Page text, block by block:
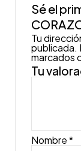
Sé el
Tu
publicada.
marcados
Tu
Nombre*